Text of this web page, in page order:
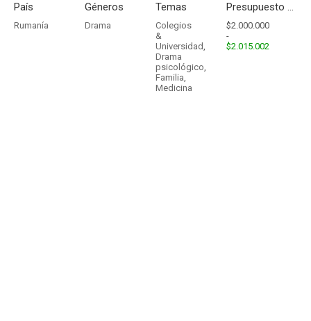
País
Rumanía
Géneros
Drama
Temas
Colegios
&
Universidad,
Drama
psicológico,
Familia,
Medicina
Presupuesto - Ingresos
$2.000.000
-
$2.015.002